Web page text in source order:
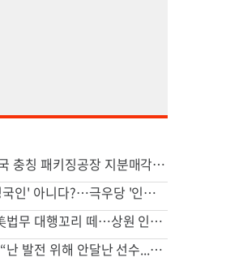
"SK하이닉스, 중국 충칭 패키징공장 지분매각 등 검토"
영국왕도 '백인 영국인' 아니다?…극우당 '인종분류' 논란
'트럼프 충성파' 美법무 대행꼬리 떼…상원 인준 가까스로 가결
ATM 7번 이강인 “난 발전 위해 안달난 선수...120% 보여줄 것”